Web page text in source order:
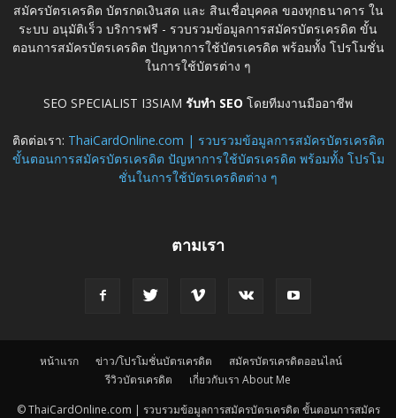
สมัครบัตรเครดิต บัตรกดเงินสด และ สินเชื่อบุคคล ของทุกธนาคาร ใน
ระบบ อนุมัติเร็ว บริการฟรี - รวบรวมข้อมูลการสมัครบัตรเครดิต ขั้น
ตอนการสมัครบัตรเครดิต ปัญหาการใช้บัตรเครดิต พร้อมทั้ง โปรโมชั่น
ในการใช้บัตรต่าง ๆ
SEO SPECIALIST I3SIAM รับทำ SEO โดยทีมงานมืออาชีพ
ติดต่อเรา: ThaiCardOnline.com | รวบรวมข้อมูลการสมัครบัตรเครดิต
ขั้นตอนการสมัครบัตรเครดิต ปัญหาการใช้บัตรเครดิต พร้อมทั้ง โปรโม
ชั่นในการใช้บัตรเครดิตต่าง ๆ
ตามเรา
หน้าแรก ข่าว/โปรโมชั่นบัตรเครดิต
สมัครบัตรเครดิตออนไลน์
รีวิวบัตรเครดิต
เกี่ยวกับเรา About Me
© ThaiCardOnline.com | รวบรวมข้อมูลการสมัครบัตรเครดิต ขั้นตอนการสมัคร